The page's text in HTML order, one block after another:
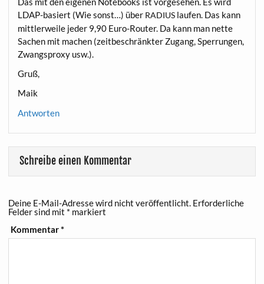
LDAP-basiert (Wie sonst…) über RADIUSlau­fen. Das kann
mitt­ler­wei­le jeder 9,90 Euro-Rou­ter. Da kann man net­te
Sachen mit machen (zeit­be­schränk­ter Zugang, Sper­run­gen,
Zwangs­pro­xy usw.).
Gruß,
Maik
Antworten
Schreibe einen Kommentar
Deine E-Mail-Adresse wird nicht veröffentlicht. Erforderliche
Felder sind mit * markiert
Kommentar*